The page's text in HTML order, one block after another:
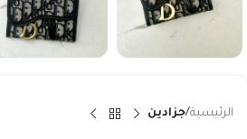
الرئيسية جزادين